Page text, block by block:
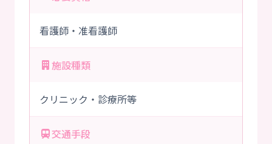
看護師・准看護師
施設種類
クリニック・診療所等
交通手段